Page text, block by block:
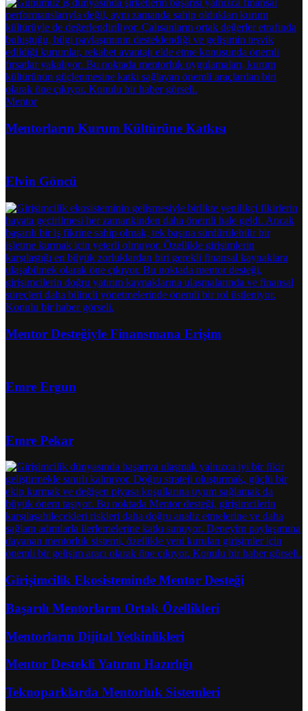
Mentor
Mentorların Kurum Kültürüne Katkısı
Elvin Göncü
Mentor Desteğiyle Finansmana Erişim
Emre Ergun
Emre Pekar
Girişimcilik Ekosisteminde Mentor Desteği
Başarılı Mentorların Ortak Özellikleri
Mentorların Dijital Yetkinlikleri
Mentor Destekli Yatırım Hazırlığı
Teknoparklarda Mentorluk Sistemleri